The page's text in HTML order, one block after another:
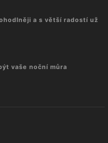
a s větší radostí už
vaše noční můra